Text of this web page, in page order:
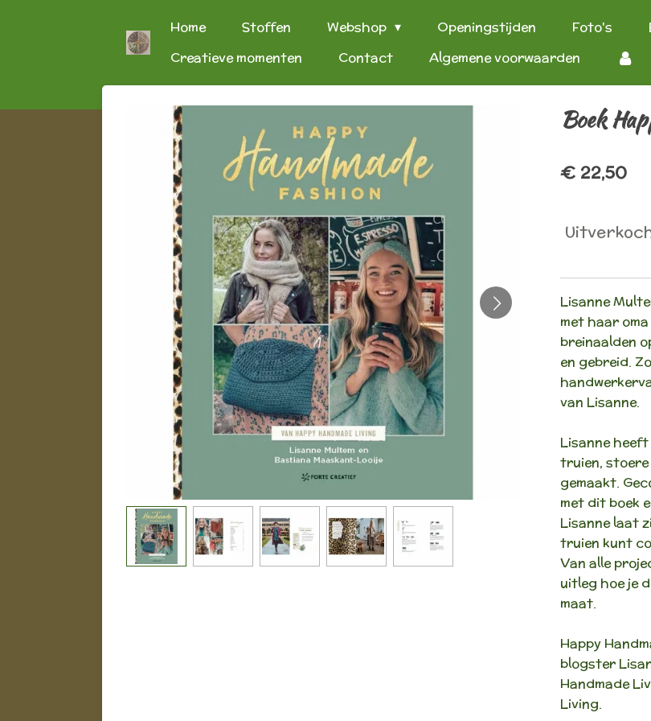
Home Stoffen Webshop Openingstijden Foto's
Creatieve momenten
Contact Algemene voorwaarden
Boek
€ 22,50
Lisanne
met haar
breinaalden
en gebreid.
van Lisanne.
Lisanne
truien, stoere
gemaakt.
met dit boek
Lisanne laat
truien kunt
Van alle
uitleg hoe je
maat.
Happy
blogster
Handmade
Living.